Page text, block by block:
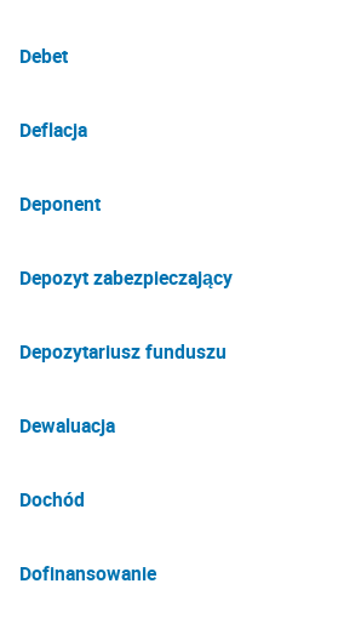
Debet
Deflacja
Deponent
Depozyt zabezpieczający
Depozytariusz funduszu
Dewaluacja
Dochód
Dofinansowanie